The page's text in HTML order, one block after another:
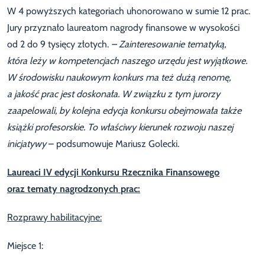
W 4 powyższych kategoriach uhonorowano w sumie 12 prac.
Jury przyznało laureatom nagrody finansowe w wysokości
od 2 do 9 tysięcy złotych. – Zainteresowanie tematyką,
która leży w kompetencjach naszego urzędu jest wyjątkowe.
W środowisku naukowym konkurs ma też dużą renomę,
a jakość prac jest doskonała. W związku z tym jurorzy
zaapelowali, by kolejna edycja konkursu obejmowała także
książki profesorskie. To właściwy kierunek rozwoju naszej
inicjatywy– podsumowuje Mariusz Golecki.
Laureaci IV edycji Konkursu Rzecznika Finansowego
oraz tematy nagrodzonych prac:
Rozprawy habilitacyjne:
Miejsce 1: